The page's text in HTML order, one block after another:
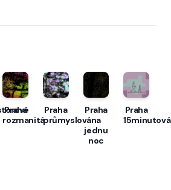
Praha
rozmanitá
Praha
průmyslová
Praha
na
jednu
noc
Praha
15minutová